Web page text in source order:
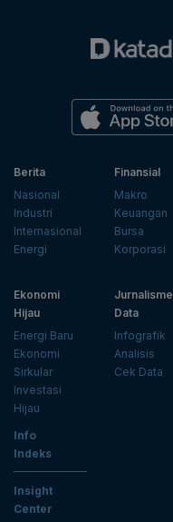
Berita
Nasional
Industri
Internasional
Energi
Finansial
Makro
Keuangan
Bursa
Korporasi
Ekonomi
Hijau
Energi Baru
Ekonomi
Sirkular
Investasi
Hijau
Jurnalisme
Data
Infografik
Analisis
Cek Data
Info
Indeks
Insight
Center